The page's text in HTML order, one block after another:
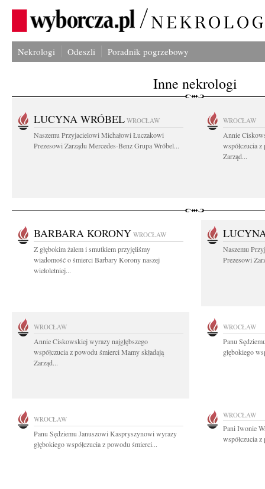
Nekrologi Odeszli Poradnik pogrzebowy
Inne nekrologi
LUCYNA WRÓBEL WROCŁAW
Naszemu Przyjacielowi Michałowi Łuczakowi
Prezesowi Zarządu Mercedes-Benz Grupa Wróbel...
WROCŁAW
Annie
współczucia
Zarząd...
BARBARA KORONY WROCŁAW
Z głębokim żalem i smutkiem przyjęliśmy
wiadomość o śmierci Barbary Korony naszej
wieloletniej...
Naszemu
Prezesowi
WROCŁAW
Annie Ciskowskiej wyrazy najgłębszego
współczucia z powodu śmierci Mamy składają
Zarząd...
WROCŁAW
Panu
głębokiego
WROCŁAW
Panu Sędziemu Januszowi Kaspryszynowi wyrazy
głębokiego współczucia z powodu śmierci...
WROCŁAW
Pani Iwonie
współczucia